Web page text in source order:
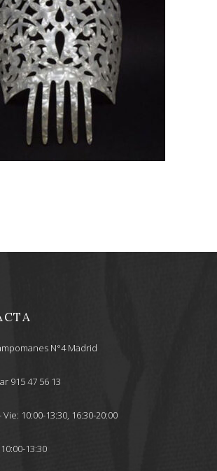
DE NÁCAR CON
PARA NOVIA
56,65€
N°4 Madrid
915 47 56 13
Vie: 10:00-13:30, 16:30-20:00
13:30